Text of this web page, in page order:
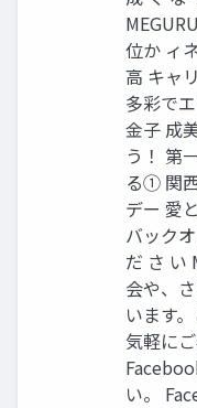
位か ィ
高 キャ
多彩で
金子 成
う！ 第
る① 関
デー 愛
バック
だ さ い
会や、
います
気軽に
い。